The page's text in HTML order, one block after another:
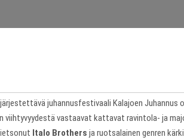
juhannusfestivaali Kalajoen
viihtyvyydestä vastaavat kattavat ravintola- ja
Italo Brothers ja ruotsalainen genren